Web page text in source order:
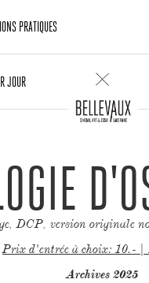
JOUR
PRATIQUES
DCP, version originale
Prix d'entrée à choix: 10.-
Archives 2025